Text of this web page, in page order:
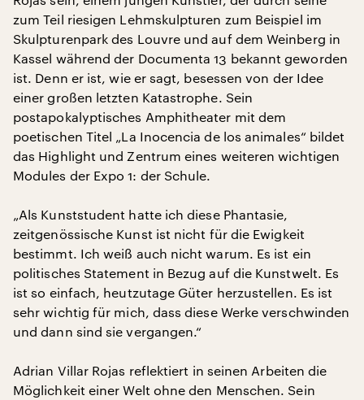
zum Teil riesigen Lehmskulpturen zum Beispiel im
Skulpturenpark des Louvre und auf dem Weinberg in
Kassel während der Documenta 13 bekannt geworden
ist. Denn er ist, wie er sagt, besessen von der Idee
einer großen letzten Katastrophe. Sein
postapokalyptisches Amphitheater mit dem
poetischen Titel „La Inocencia de los animales“ bildet
das Highlight und Zentrum eines weiteren wichtigen
Modules der Expo 1: der Schule.
„Als Kunststudent hatte ich diese Phantasie,
zeitgenössische Kunst ist nicht für die Ewigkeit
bestimmt. Ich weiß auch nicht warum. Es ist ein
politisches Statement in Bezug auf die Kunstwelt. Es
ist so einfach, heutzutage Güter herzustellen. Es ist
sehr wichtig für mich, dass diese Werke verschwinden
und dann sind sie vergangen.“
Adrian Villar Rojas reflektiert in seinen Arbeiten die
Möglichkeit einer Welt ohne den Menschen. Sein